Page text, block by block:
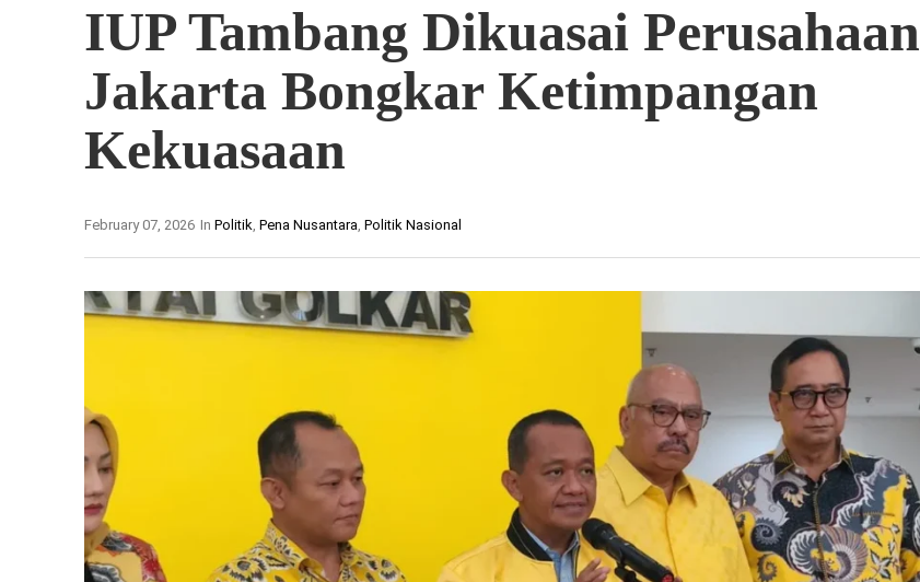
IUP Tambang Dikuasai Perusahaan
Jakarta Bongkar Ketimpangan
Kekuasaan
In Politik, Pena Nusantara, Politik Nasional
February 07, 2026